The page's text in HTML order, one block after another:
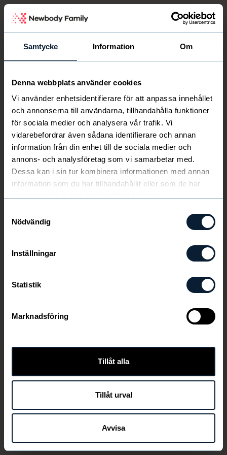
Samtycke Information Om
Denna webbplats använder cookies
Vi använder enhetsidentifierare för att anpassa innehållet
och annonserna till användarna, tillhandahålla funktioner
för sociala medier och analysera vår trafik. Vi
vidarebefordrar även sådana identifierare och annan
information från din enhet till de sociala medier och
annons- och analysföretag som vi samarbetar med.
Dessa kan i sin tur kombinera informationen med annan
information som du har tillhandahållit eller som de har
Nödvändig
Inställningar
Statistik
Marknadsföring
Tillåt alla
Tillåt urval
Avvisa
Välkommen Newbody
Den här länken är ej aktiv längre
TILLBAKA
Newbody Family Portal